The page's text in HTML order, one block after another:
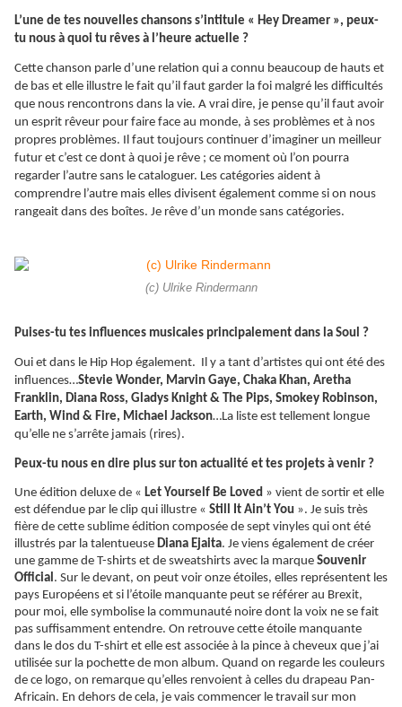
L’une de tes nouvelles chansons s’intitule « Hey Dreamer », peux-
tu nous à quoi tu rêves à l’heure actuelle ?
Cette chanson parle d’une relation qui a connu beaucoup de hauts et
de bas et elle illustre le fait qu’il faut garder la foi malgré les difficultés
que nous rencontrons dans la vie. A vrai dire, je pense qu’il faut avoir
un esprit rêveur pour faire face au monde, à ses problèmes et à nos
propres problèmes. Il faut toujours continuer d’imaginer un meilleur
futur et c’est ce dont à quoi je rêve ; ce moment où l’on pourra
regarder l’autre sans le cataloguer. Les catégories aident à
comprendre l’autre mais elles divisent également comme si on nous
rangeait dans des boîtes. Je rêve d’un monde sans catégories.
(c) Ulrike Rindermann
Puises-tu tes influences musicales principalement dans la Soul ?
Oui et dans le Hip Hop également. Il y a tant d’artistes qui ont été des
influences…Stevie Wonder, Marvin Gaye, Chaka Khan, Aretha
Franklin, Diana Ross, Gladys Knight & The Pips, Smokey Robinson,
Earth, Wind & Fire, Michael Jackson…La liste est tellement longue
qu’elle ne s’arrête jamais (rires).
Peux-tu nous en dire plus sur ton actualité et tes projets à venir ?
Une édition deluxe de « Let Yourself Be Loved » vient de sortir et elle
est défendue par le clip qui illustre « Still It Ain’t You ». Je suis très
fière de cette sublime édition composée de sept vinyles qui ont été
illustrés par la talentueuse Diana Ejaita. Je viens également de créer
une gamme de T-shirts et de sweatshirts avec la marque Souvenir
Official. Sur le devant, on peut voir onze étoiles, elles représentent les
pays Européens et si l’étoile manquante peut se référer au Brexit,
pour moi, elle symbolise la communauté noire dont la voix ne se fait
pas suffisamment entendre. On retrouve cette étoile manquante
dans le dos du T-shirt et elle est associée à la pince à cheveux que j’ai
utilisée sur la pochette de mon album. Quand on regarde les couleurs
de ce logo, on remarque qu’elles renvoient à celles du drapeau Pan-
Africain. En dehors de cela, je vais commencer le travail sur mon